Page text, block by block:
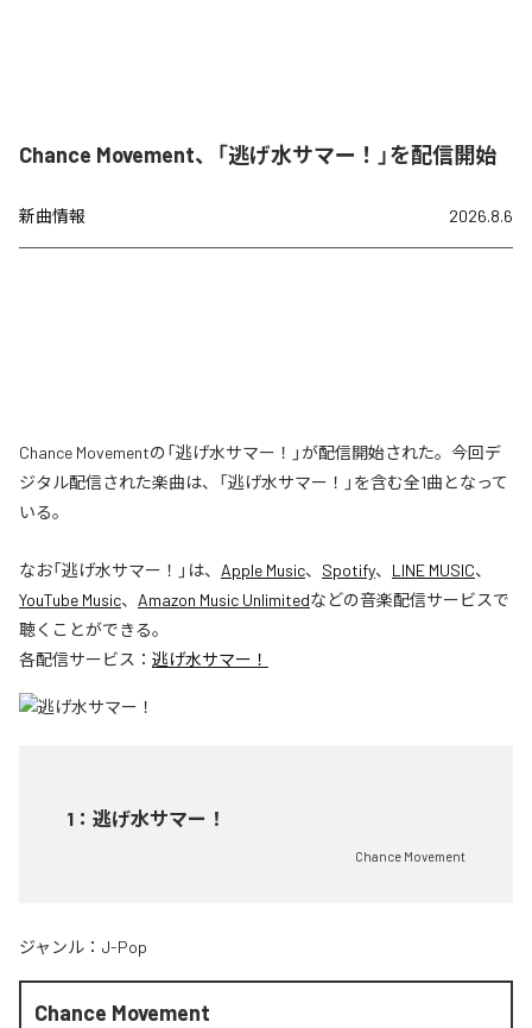
Chance Movement、「逃げ水サマー！」を配信開始
新曲情報 2026.8.6
Chance Movementの「逃げ水サマー！」が配信開始された。今回デ
ジタル配信された楽曲は、「逃げ水サマー！」を含む全1曲となって
いる。
なお「逃げ水サマー！ 」は、 Apple Music、 Spotify、 LINE MUSIC、
YouTube Music、 Amazon Music Unlimitedなどの音楽配信サービスで
聴くことができる。
各配信サービス： 逃げ水サマー！
1 ： 逃げ水サマー！
Chance Movement
ジャンル： J-Pop
Chance Movement